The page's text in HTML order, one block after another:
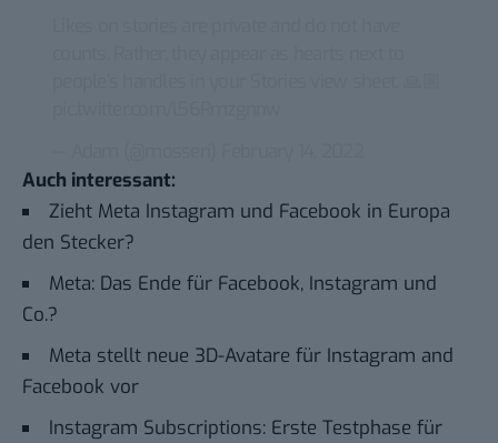
Auch interessant:
Zieht Meta Instagram und Facebook in Europa
den Stecker?
Meta: Das Ende für Facebook, Instagram und
Co.?
Meta stellt neue 3D-Avatare für Instagram and
Facebook vor
Instagram Subscriptions: Erste Testphase für